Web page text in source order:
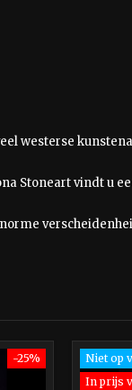
westerse
Stoneart vindt u
-25%
Niet op
In prijs